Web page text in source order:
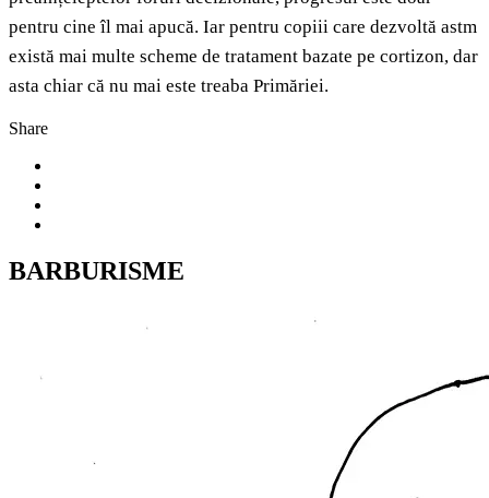
pentru cine îl mai apucă. Iar pentru copiii care dezvoltă astm
există mai multe scheme de tratament bazate pe cortizon, dar
asta chiar că nu mai este treaba Primăriei.
Share
BARBURISME